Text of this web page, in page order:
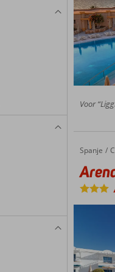
Voor
Home
Spanje
Arena Beach